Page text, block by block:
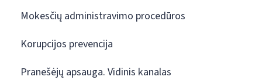
Mokesčių administravimo procedūros
Korupcijos prevencija
Pranešėjų apsauga. Vidinis kanalas